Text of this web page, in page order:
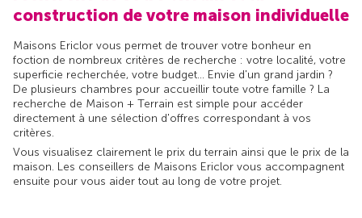
construction de votre maison individuelle
Maisons Ericlor vous permet de trouver votre bonheur en
foction de nombreux critères de recherche : votre localité, votre
superficie recherchée, votre budget... Envie d'un grand jardin ?
De plusieurs chambres pour accueillir toute votre famille ? La
recherche de Maison + Terrain est simple pour accéder
directement à une sélection d'offres correspondant à vos
critères.
Vous visualisez clairement le prix du terrain ainsi que le prix de la
maison. Les conseillers de Maisons Ericlor vous accompagnent
ensuite pour vous aider tout au long de votre projet.